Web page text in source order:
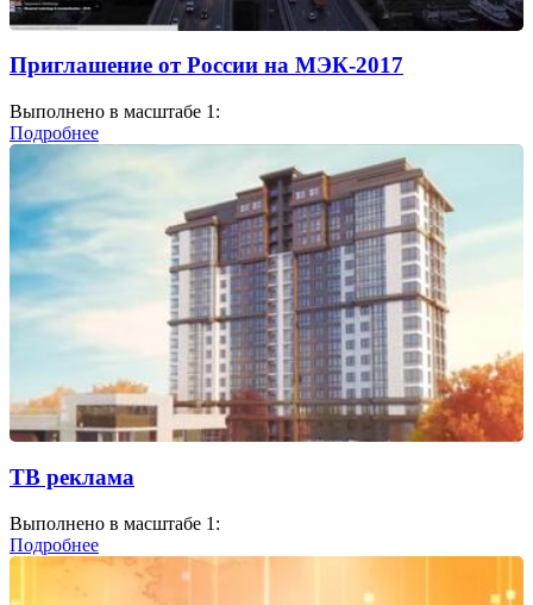
Приглашение от России на МЭК-2017
Выполнено в масштабе 1:
Подробнее
ТВ реклама
Выполнено в масштабе 1:
Подробнее